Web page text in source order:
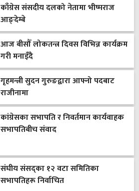
काँग्रेस संसदीय दलको नेतामा भीष्मराज
आङ्देम्बे
आज बीसौँ लोकतन्त्र दिवस विभिन्न कार्यक्रम
गरी मनाइँदै
गृहमन्त्री सुदन गुरुङद्वारा आफ्नो पदबाट
राजीनामा
कांग्रेसका सभापति र निवर्तमान कार्यवाहक
सभापतिबीच संवाद
संघीय संसद्का १२ वटा समितिका
सभापतिहरू निर्वाचित